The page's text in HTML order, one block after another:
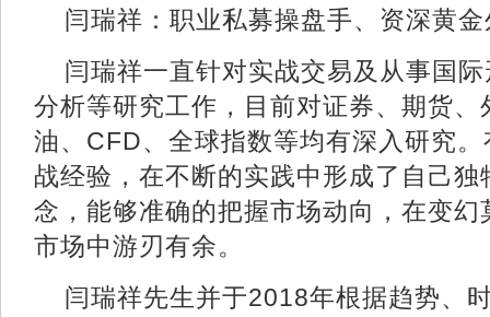
闫瑞祥：职业私募操盘手、资深黄
闫瑞祥一直针对实战交易及从事国
分析等研究工作，目前对证券、期货
油、CFD、全球指数等均有深入研究
战经验，在不断的实践中形成了自己
念，能够准确的把握市场动向，在变
市场中游刃有余。
闫瑞祥先生并于2018年根据趋势、